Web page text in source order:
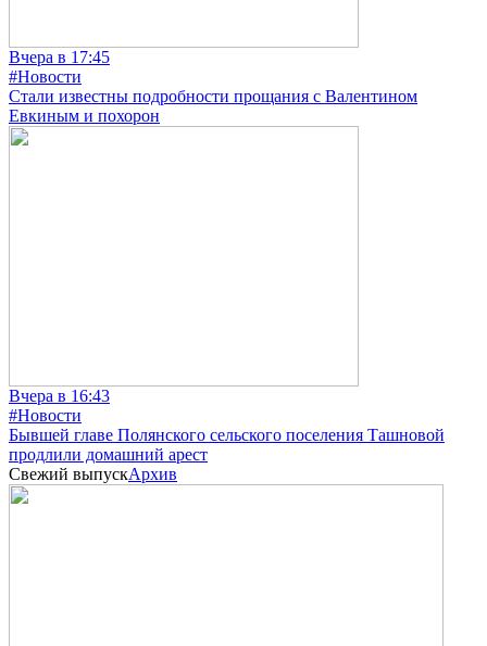
Вчера в 17:45
#Новости
Стали известны подробности прощания с Валентином
Евкиным и похорон
Вчера в 16:43
#Новости
Бывшей главе Полянского сельского поселения Ташновой
продлили домашний арест
Свежий выпускАрхив